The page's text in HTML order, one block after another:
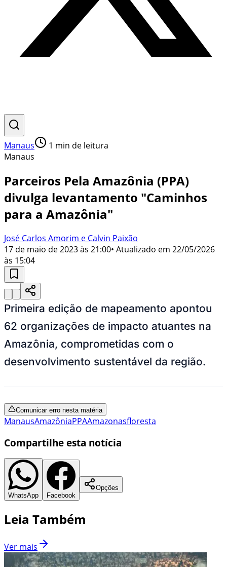
Manaus 1 min de leitura
Manaus
Parceiros Pela Amazônia (PPA)
divulga levantamento "Caminhos
para a Amazônia"
José Carlos Amorim e Calvin Paixão
17 de maio de 2023 às 21:00• Atualizado em 22/05/2026
às 15:04
Primeira edição de mapeamento apontou
62 organizações de impacto atuantes na
Amazônia, comprometidas com o
desenvolvimento sustentável da região.
Comunicar erro nesta matéria
ManausAmazôniaPPAAmazonasfloresta
Compartilhe esta notícia
WhatsApp Facebook
Opções
Leia Também
Ver mais